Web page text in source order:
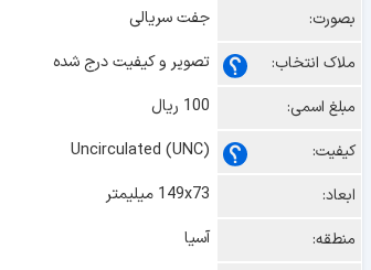
بصورت:
جفت سریالی
ملاک انتخاب:
تصویر و کیفیت درج شده
مبلغ اسمی:
100 ریال
کیفیت:
Uncirculated (UNC)
ابعاد:
149x73 میلیمتر
منطقه:
آسیا